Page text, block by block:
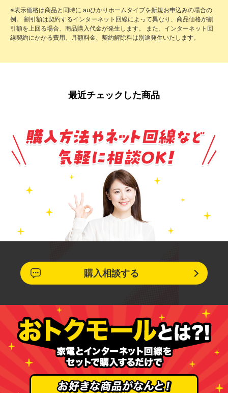
※表示価格は商品と同時に auひかりホームタイプを新規お申込みの場合の
例。 割引額は契約するインターネット回線によって異なり、商品価格が割
引額を上回る場合、商品購入代金が発生します。 また、インターネット回
線契約にかかる費用、月額料金、契約解除料は別途発生いたします。
最近チェックした商品
購入相談する